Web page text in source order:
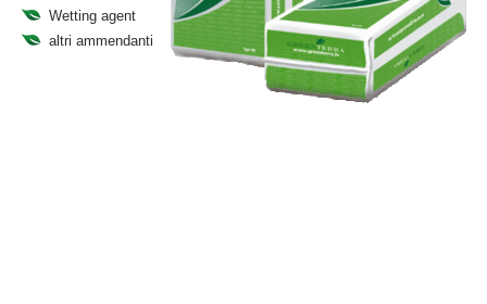
Wetting agent
altri ammendanti